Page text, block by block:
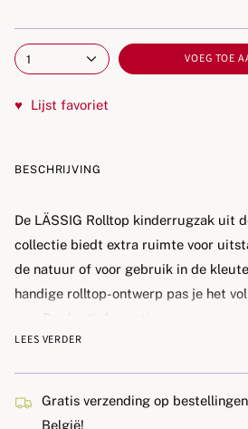
1 VOEG TOE
♥ Lijst favoriet
BESCHRIJVING
De LÄSSIG Rolltop kinderrugzak uit
collectie biedt extra ruimte voor
de natuur of voor gebruik in de
handige rolltop-ontwerp pas je het
Afmetingen: 23 x 11 x 32,5 cm
Materiaal: 100% gerecycled
LEES VERDER
Gratis verzending op
België!